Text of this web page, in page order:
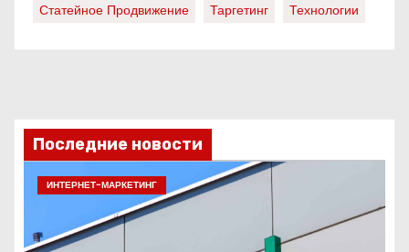
Статейное Продвижение
Таргетинг Технологии
Последние новости
ИНТЕРНЕТ-МАРКЕТИНГ